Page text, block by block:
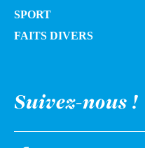
SPORT
FAITS DIVERS
Suivez-nous !